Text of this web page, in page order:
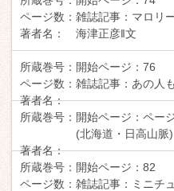
ページ数： 雑誌記事： マロリ
著者名：
海津正彦‖文
所蔵巻号： 開始ページ： 76
ページ数： 雑誌記事： あの人
著者名：
所蔵巻号： 開始ページ： ペー
(北海道・日高山脈)
著者名：
所蔵巻号： 開始ページ： 82
ページ数： 雑誌記事： ミニチ